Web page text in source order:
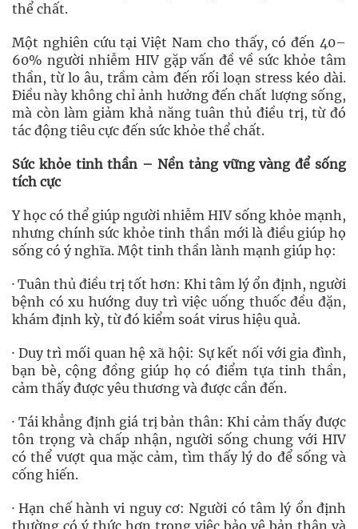
thể chất.
Một nghiên cứu tại Việt Nam cho thấy, có đến 40–
60% người nhiễm HIV gặp vấn đề về sức khỏe tâm
thần, từ lo âu, trầm cảm đến rối loạn stress kéo dài.
Điều này không chỉ ảnh hưởng đến chất lượng sống,
mà còn làm giảm khả năng tuân thủ điều trị, từ đó
tác động tiêu cực đến sức khỏe thể chất.
Sức khỏe tinh thần – Nền tảng vững vàng để sống
tích cực
Y học có thể giúp người nhiễm HIV sống khỏe mạnh,
nhưng chính sức khỏe tinh thần mới là điều giúp họ
sống có ý nghĩa. Một tinh thần lành mạnh giúp họ:
· Tuân thủ điều trị tốt hơn: Khi tâm lý ổn định, người
bệnh có xu hướng duy trì việc uống thuốc đều đặn,
khám định kỳ, từ đó kiểm soát virus hiệu quả.
· Duy trì mối quan hệ xã hội: Sự kết nối với gia đình,
bạn bè, cộng đồng giúp họ có điểm tựa tinh thần,
cảm thấy được yêu thương và được cần đến.
· Tái khẳng định giá trị bản thân: Khi cảm thấy được
tôn trọng và chấp nhận, người sống chung với HIV
có thể vượt qua mặc cảm, tìm thấy lý do để sống và
cống hiến.
· Hạn chế hành vi nguy cơ: Người có tâm lý ổn định
thường có ý thức hơn trong việc bảo vệ bản thân và